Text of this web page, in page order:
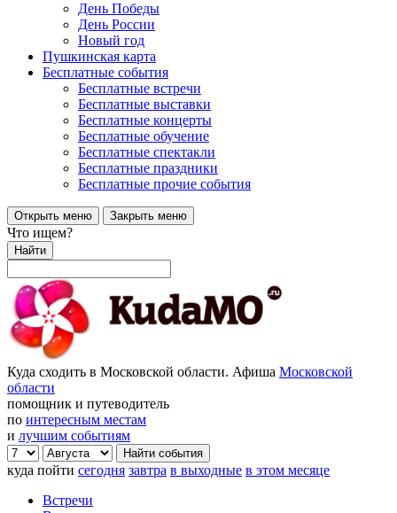
День Победы
День России
Новый год
Пушкинская карта
Бесплатные события
Бесплатные встречи
Бесплатные выставки
Бесплатные концерты
Бесплатные обучение
Бесплатные спектакли
Бесплатные праздники
Бесплатные прочие события
Открыть меню Закрыть меню
Что ищем?
Найти
Куда сходить в Московской области. Афиша Московской
области
помощник и путеводитель
по интересным местам
и лучшим событиям
куда пойти сегодня завтра в выходные в этом месяце
Встречи